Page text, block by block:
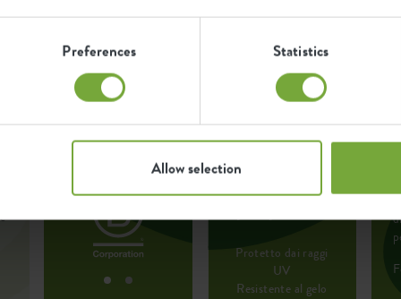
Preferences Statistics
Allow selection
8711904534240Certificazioni Garanzia
99anni
Protetto dai raggi
UV
Resistente al gelo